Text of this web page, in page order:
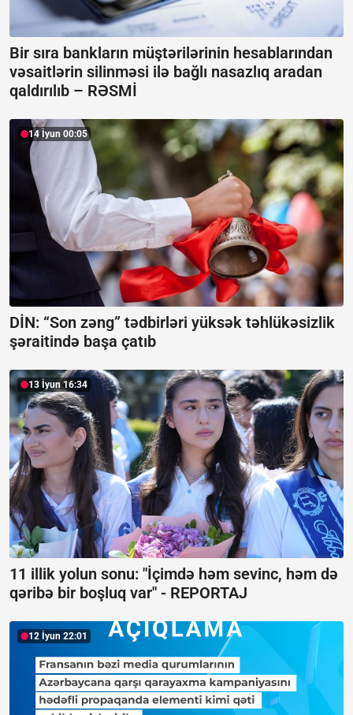
Bir sıra bankların müştərilərinin hesablarından
vəsaitlərin silinməsi ilə bağlı nasazlıq aradan
qaldırılıb – RƏSMİ
14 İyun 00:05
DİN: “Son zəng” tədbirləri yüksək təhlükəsizlik
şəraitində başa çatıb
13 İyun 16:34
11 illik yolun sonu: "İçimdə həm sevinc, həm də
qəribə bir boşluq var" - REPORTAJ
12 İyun 22:01